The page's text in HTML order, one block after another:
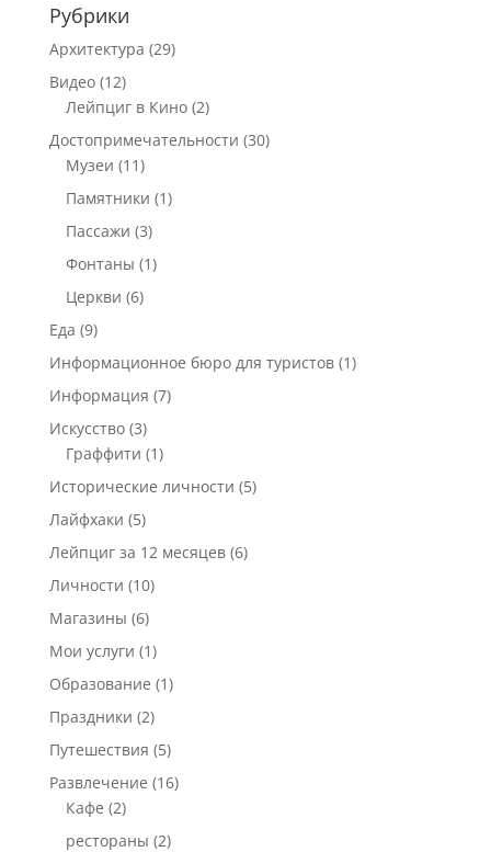
Рубрики
Архитектура (29)
Видео(12)
Лейпциг в Кино(2)
Достопримечательности (30)
Музеи (11)
Памятники (1)
Пассажи (3)
Фонтаны (1)
Церкви (6)
Еда (9)
Информационное бюро для туристов(1)
Информация (7)
Искусство(3)
Граффити (1)
Исторические личности (5)
Лайфхаки (5)
Лейпциг за 12 месяцев(6)
Личности (10)
Магазины (6)
Мои услуги (1)
Образование (1)
Праздники (2)
Путешествия (5)
Развлечение (16)
Кафе (2)
рестораны (2)